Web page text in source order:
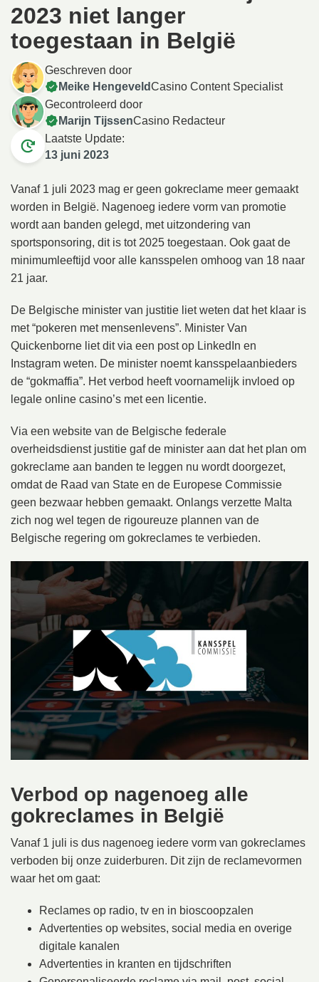
2023 niet langer
toegestaan in België
Geschreven door
Meike HengeveldCasino Content Specialist
Gecontroleerd door
Marijn TijssenCasino Redacteur
Laatste Update:
13 juni 2023
Vanaf 1 juli 2023 mag er geen gokreclame meer gemaakt
worden in België. Nagenoeg iedere vorm van promotie
wordt aan banden gelegd, met uitzondering van
sportsponsoring, dit is tot 2025 toegestaan. Ook gaat de
minimumleeftijd voor alle kansspelen omhoog van 18 naar
21 jaar.
De Belgische minister van justitie liet weten dat het klaar is
met “pokeren met mensenlevens”. Minister Van
Quickenborne liet dit via een post op LinkedIn en
Instagram weten. De minister noemt kansspelaanbieders
de “gokmaffia”. Het verbod heeft voornamelijk invloed op
legale online casino’s met een licentie.
Via een website van de Belgische federale
overheidsdienst justitie gaf de minister aan dat het plan om
gokreclame aan banden te leggen nu wordt doorgezet,
omdat de Raad van State en de Europese Commissie
geen bezwaar hebben gemaakt. Onlangs verzette Malta
zich nog wel tegen de rigoureuze plannen van de
Belgische regering om gokreclames te verbieden.
Verbod op nagenoeg alle
gokreclames in België
Vanaf 1 juli is dus nagenoeg iedere vorm van gokreclames
verboden bij onze zuiderburen. Dit zijn de reclamevormen
waar het om gaat:
Reclames op radio, tv en in bioscoopzalen
Advertenties op websites, social media en overige
digitale kanalen
Advertenties in kranten en tijdschriften